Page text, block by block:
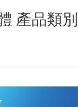
產品類別